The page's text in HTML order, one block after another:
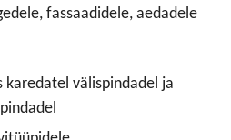
fassaadidele, aedadele
karedatel välispindadel ja